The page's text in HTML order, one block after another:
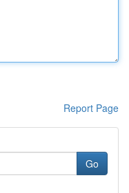
Report Page
Go